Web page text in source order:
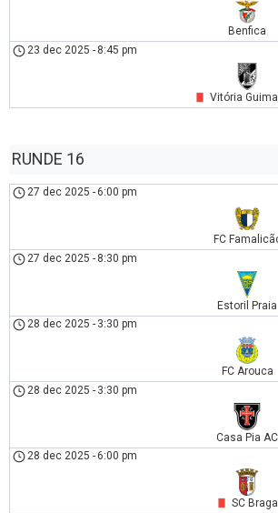
Benfica
23 dec 2025 - 8:45 pm
Vitória
RUNDE 16
27 dec 2025 - 6:00 pm
FC
27 dec 2025 - 8:30 pm
Estoril Praia
28 dec 2025 - 3:30 pm
FC Arouca
28 dec 2025 - 3:30 pm
Casa Pia AC
28 dec 2025 - 6:00 pm
SC Braga